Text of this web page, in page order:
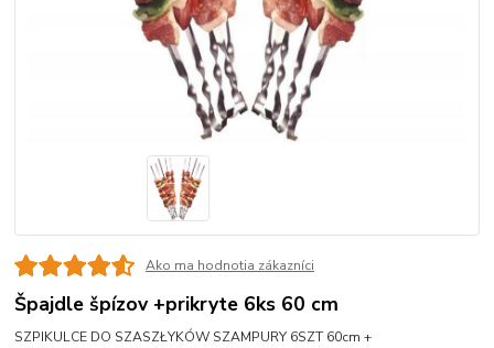
Ako ma hodnotia zákazníci
Špajdle špízov +prikryte 6ks 60 cm
SZPIKULCE DO SZASZŁYKÓW SZAMPURY 6SZT 60cm +